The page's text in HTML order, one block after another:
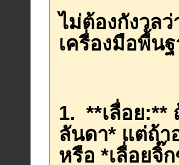
ไม่ต้องกังวล
เครื่องมือพื้น
1. **เลื่อย:**
ลันดา* แต่ถ้า
หรือ *เลื่อยจิ๊